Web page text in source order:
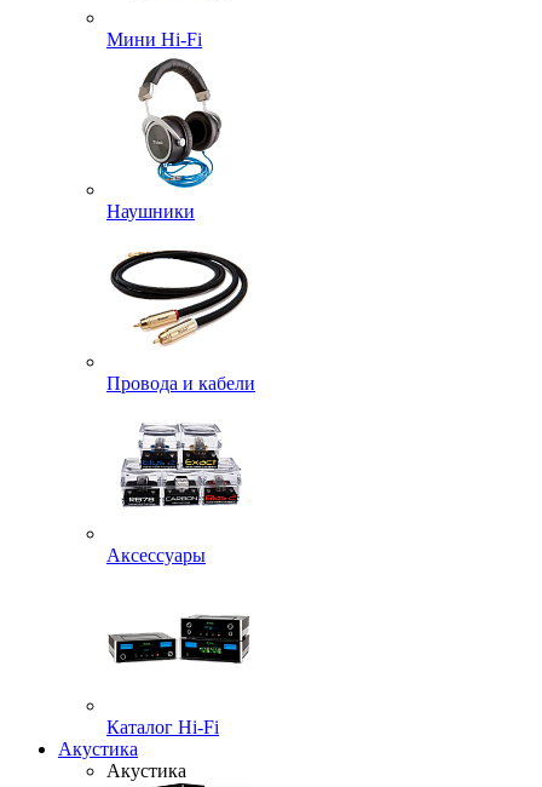
Мини Hi-Fi
Наушники
Провода и кабели
Аксессуары
Каталог Hi-Fi
Акустика
Акустика